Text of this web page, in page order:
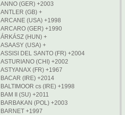
ANNO (GER) +2003
ANTLER (GB) +
ARCANE (USA) +1998
ARCARO (GER) +1990
ÁRKÁSZ (HUN) +
ASAASY (USA) +
ASSISI DEL SANTO (FR) +2004
ASTURIANO (CHI) +2002
ASTYANAX (FR) +1967
BACAR (IRE) +2014
BALTIMOOR cs (IRE) +1998
BAM II (SU) +2011
BARBAKAN (POL) +2003
BARNET +1997